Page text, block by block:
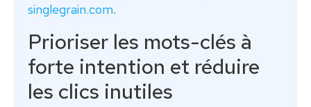
singlegrain.com.
Prioriser les mots-clés à
forte intention et réduire
les clics inutiles